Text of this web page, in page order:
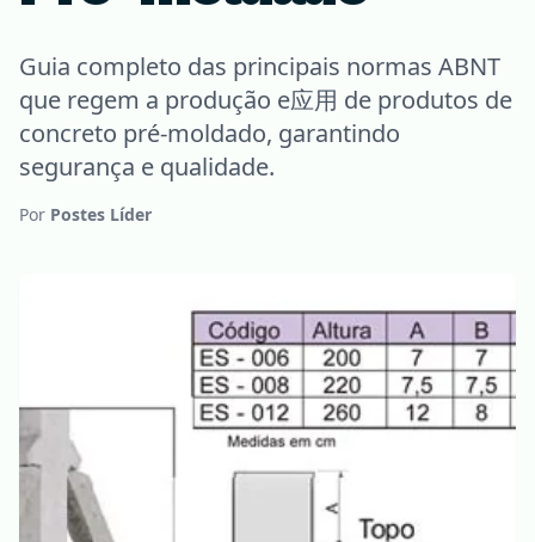
Guia completo das principais normas ABNT
que regem a produção e应用 de produtos de
concreto pré-moldado, garantindo
segurança e qualidade.
Por Postes Líder